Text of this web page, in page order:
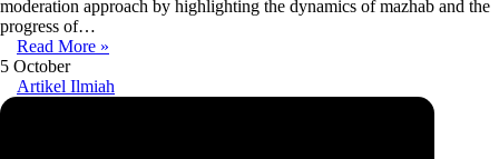
moderation approach by highlighting the dynamics of mazhab and the
progress of…
Read More »
5 October
Artikel Ilmiah